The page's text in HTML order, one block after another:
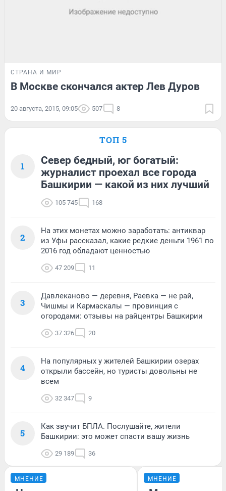
СТРАНА И МИР
В Москве скончался актер Лев Дуров
20 августа, 2015, 09:05 507 8
ТОП 5
1
Север бедный, юг богатый:
журналист проехал все города
Башкирии — какой из них лучший
105 745 168
2
На этих монетах можно заработать: антиквар
из Уфы рассказал, какие редкие деньги 1961 по
2016 год обладают ценностью
47 209 11
3
Давлеканово — деревня, Раевка — не рай,
Чишмы и Кармаскалы — провинция с
огородами: отзывы на райцентры Башкирии
37 326 20
4
На популярных у жителей Башкирии озерах
открыли бассейн, но туристы довольны не
всем
32 347 9
5
Как звучит БПЛА. Послушайте, жители
Башкирии: это может спасти вашу жизнь
29 189 36
МНЕНИЕ МНЕНИЕ